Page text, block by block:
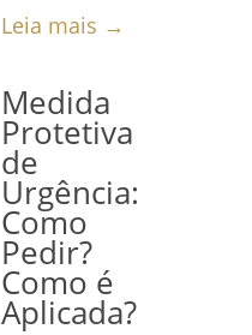
Leia mais →
Medida
Protetiva
de
Urgência:
Como
Pedir?
Como é
Aplicada?